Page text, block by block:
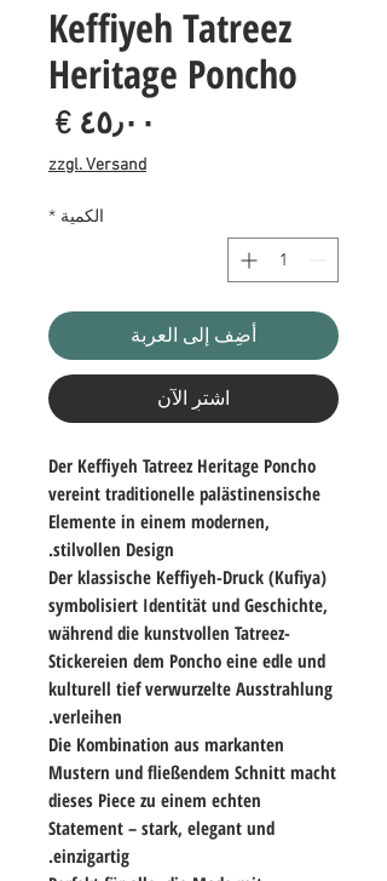
Keffiyeh Tatreez
Heritage Poncho
zzgl. Versand
الكمية *
أضِف إلى العربة
اشترِ الآن
Der Keffiyeh Tatreez Heritage Poncho
vereint traditionelle palästinensische
Elemente in einem modernen,
stilvollen Design.
Der klassische Keffiyeh-Druck (Kufiya)
symbolisiert Identität und Geschichte,
während die kunstvollen Tatreez-
Stickereien dem Poncho eine edle und
kulturell tief verwurzelte Ausstrahlung
verleihen.
Die Kombination aus markanten
Mustern und fließendem Schnitt macht
dieses Piece zu einem echten
Statement – stark, elegant und
einzigartig.